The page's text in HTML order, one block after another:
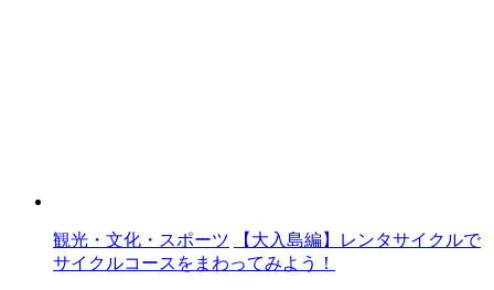
観光・文化・スポーツ
【大入島編】レンタサイクルで
サイクルコースをまわってみよう！